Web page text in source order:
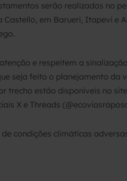
serão realizados no
em Barueri, Itapevi e
e respeitem a
seja feito o planejamento da
trecho estão disponíveis no site
X e Threads
condições climáticas